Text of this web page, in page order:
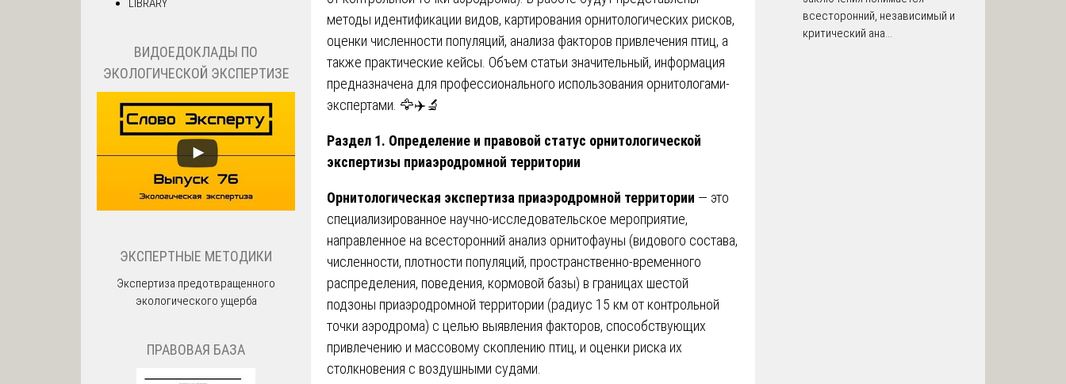
методы идентификации видов, картирования орнитологических рисков,
оценки численности популяций, анализа факторов привлечения птиц, а
также практические кейсы. Объем статьи значительный, информация
предназначена для профессионального использования орнитологами-
экспертами. 🦅✈️🔬
Раздел 1. Определение и правовой статус орнитологической
экспертизы приаэродромной территории
Орнитологическая экспертиза приаэродромной территории — это
специализированное научно-исследовательское мероприятие,
направленное на всесторонний анализ орнитофауны (видового состава,
численности, плотности популяций, пространственно-временного
распределения, поведения, кормовой базы) в границах шестой
подзоны приаэродромной территории (радиус 15 км от контрольной
точки аэродрома) с целью выявления факторов, способствующих
привлечению и массовому скоплению птиц, и оценки риска их
столкновения с воздушными судами.
ВИДОЕДОКЛАДЫ ПО
ЭКОЛОГИЧЕСКОЙ ЭКСПЕРТИЗЕ
ЭКСПЕРТНЫЕ МЕТОДИКИ
Экспертиза предотвращенного
экологического ущерба
ПРАВОВАЯ БАЗА
всесторонний, независимый и
критический ана...